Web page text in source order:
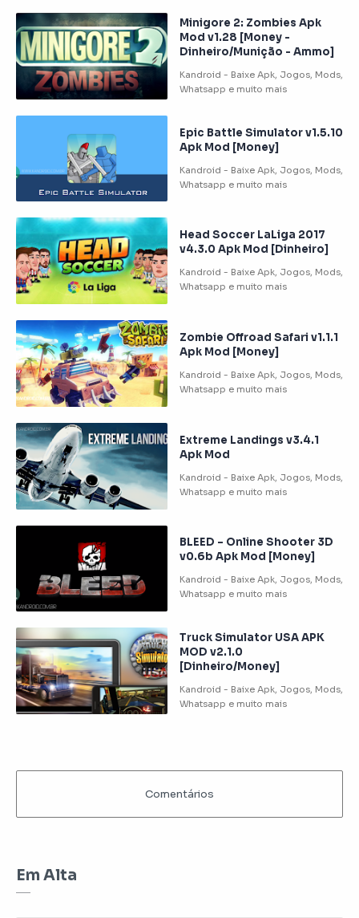
Minigore 2: Zombies Apk
Mod v1.28 [Money -
Dinheiro/Munição - Ammo]
Epic Battle Simulator v1.5.10
Apk Mod [Money]
Head Soccer LaLiga 2017
v4.3.0 Apk Mod [Dinheiro]
Zombie Offroad Safari v1.1.1
Apk Mod [Money]
Extreme Landings v3.4.1
Apk Mod
BLEED – Online Shooter 3D
v0.6b Apk Mod [Money]
Truck Simulator USA APK
MOD v2.1.0
[Dinheiro/Money]
Em Alta